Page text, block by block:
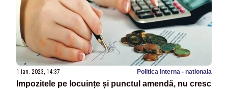
1 ian. 2023, 14:37 Politica Interna - nationala
Impozitele pe locuințe și punctul amendă, nu cresc